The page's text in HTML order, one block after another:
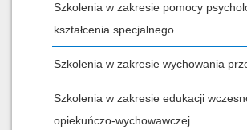
Szkolenia w zakresie pomocy
kształcenia specjalnego
Szkolenia w zakresie wychowania
Szkolenia w zakresie edukacji
opiekuńczo-wychowawczej